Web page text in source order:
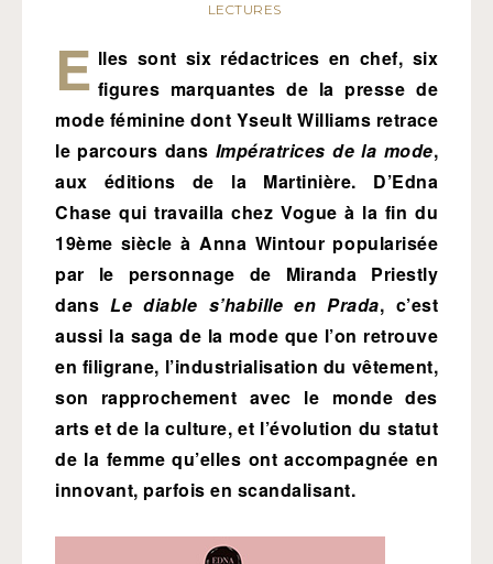
LECTURES
E lles sont six rédactrices en chef, six
figures marquantes de la presse de
mode féminine dont Yseult Williams retrace
le parcours dans Impératrices de la mode,
aux éditions de la Martinière. D’Edna
Chase qui travailla chez Vogue à la fin du
19ème siècle à Anna Wintour popularisée
par le personnage de Miranda Priestly
dansLe diable s’habille en Prada, c’est
aussi la saga de la mode que l’on retrouve
en filigrane, l’industrialisation du vêtement,
son rapprochement avec le monde des
arts et de la culture, et l’évolution du statut
de la femme qu’elles ont accompagnée en
innovant, parfois en scandalisant.